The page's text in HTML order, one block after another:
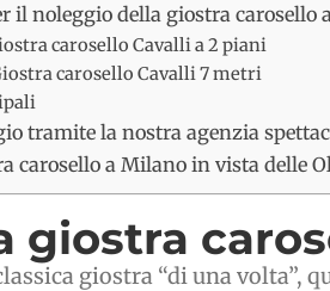
il noleggio della giostra carosello
carosello Cavalli a 2 piani
carosello Cavalli 7 metri
tramite la nostra agenzia
carosello a Milano in vista delle
giostra
giostra “di una volta”,